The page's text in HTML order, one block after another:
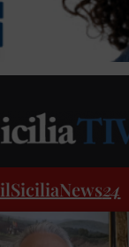
ilSiciliaNews24